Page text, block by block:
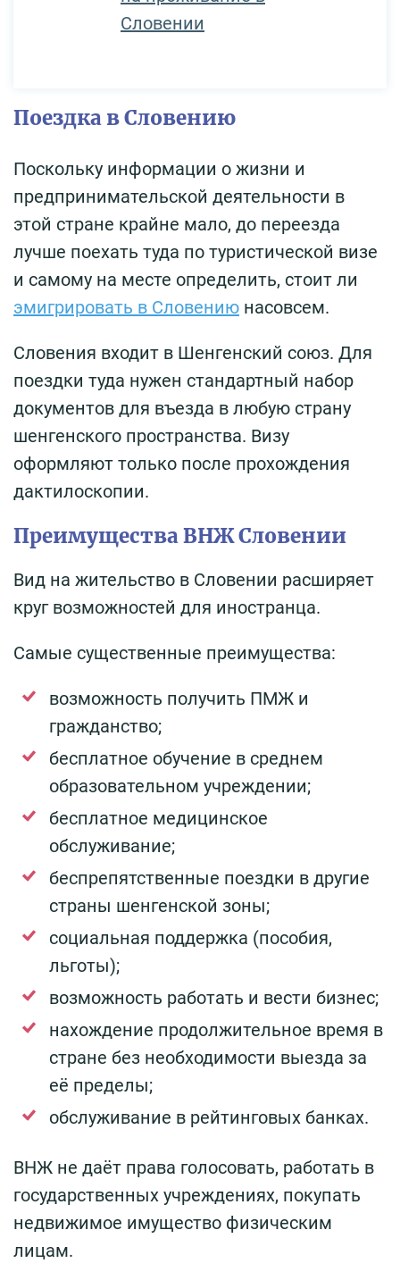
Словении
Поездка в Словению
Поскольку информации о жизни и
предпринимательской деятельности в
этой стране крайне мало, до переезда
лучше поехать туда по туристической визе
и самому на месте определить, стоит ли
эмигрировать в Словению насовсем.
Словения входит в Шенгенский союз. Для
поездки туда нужен стандартный набор
документов для въезда в любую страну
шенгенского пространства. Визу
оформляют только после прохождения
дактилоскопии.
Преимущества ВНЖ Словении
Вид на жительство в Словении расширяет
круг возможностей для иностранца.
Самые существенные преимущества:
возможность получить ПМЖ и
гражданство;
бесплатное обучение в среднем
образовательном учреждении;
бесплатное медицинское
обслуживание;
беспрепятственные поездки в другие
страны шенгенской зоны;
социальная поддержка (пособия,
льготы);
возможность работать и вести бизнес;
нахождение продолжительное время в
стране без необходимости выезда за
её пределы;
обслуживание в рейтинговых банках.
ВНЖ не даёт права голосовать, работать в
государственных учреждениях, покупать
недвижимое имущество физическим
лицам.